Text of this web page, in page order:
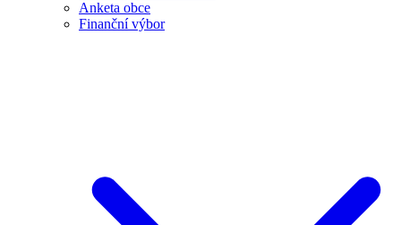
Anketa obce
Finanční výbor